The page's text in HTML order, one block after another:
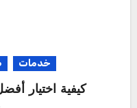
خدمات
كيفية اختيار